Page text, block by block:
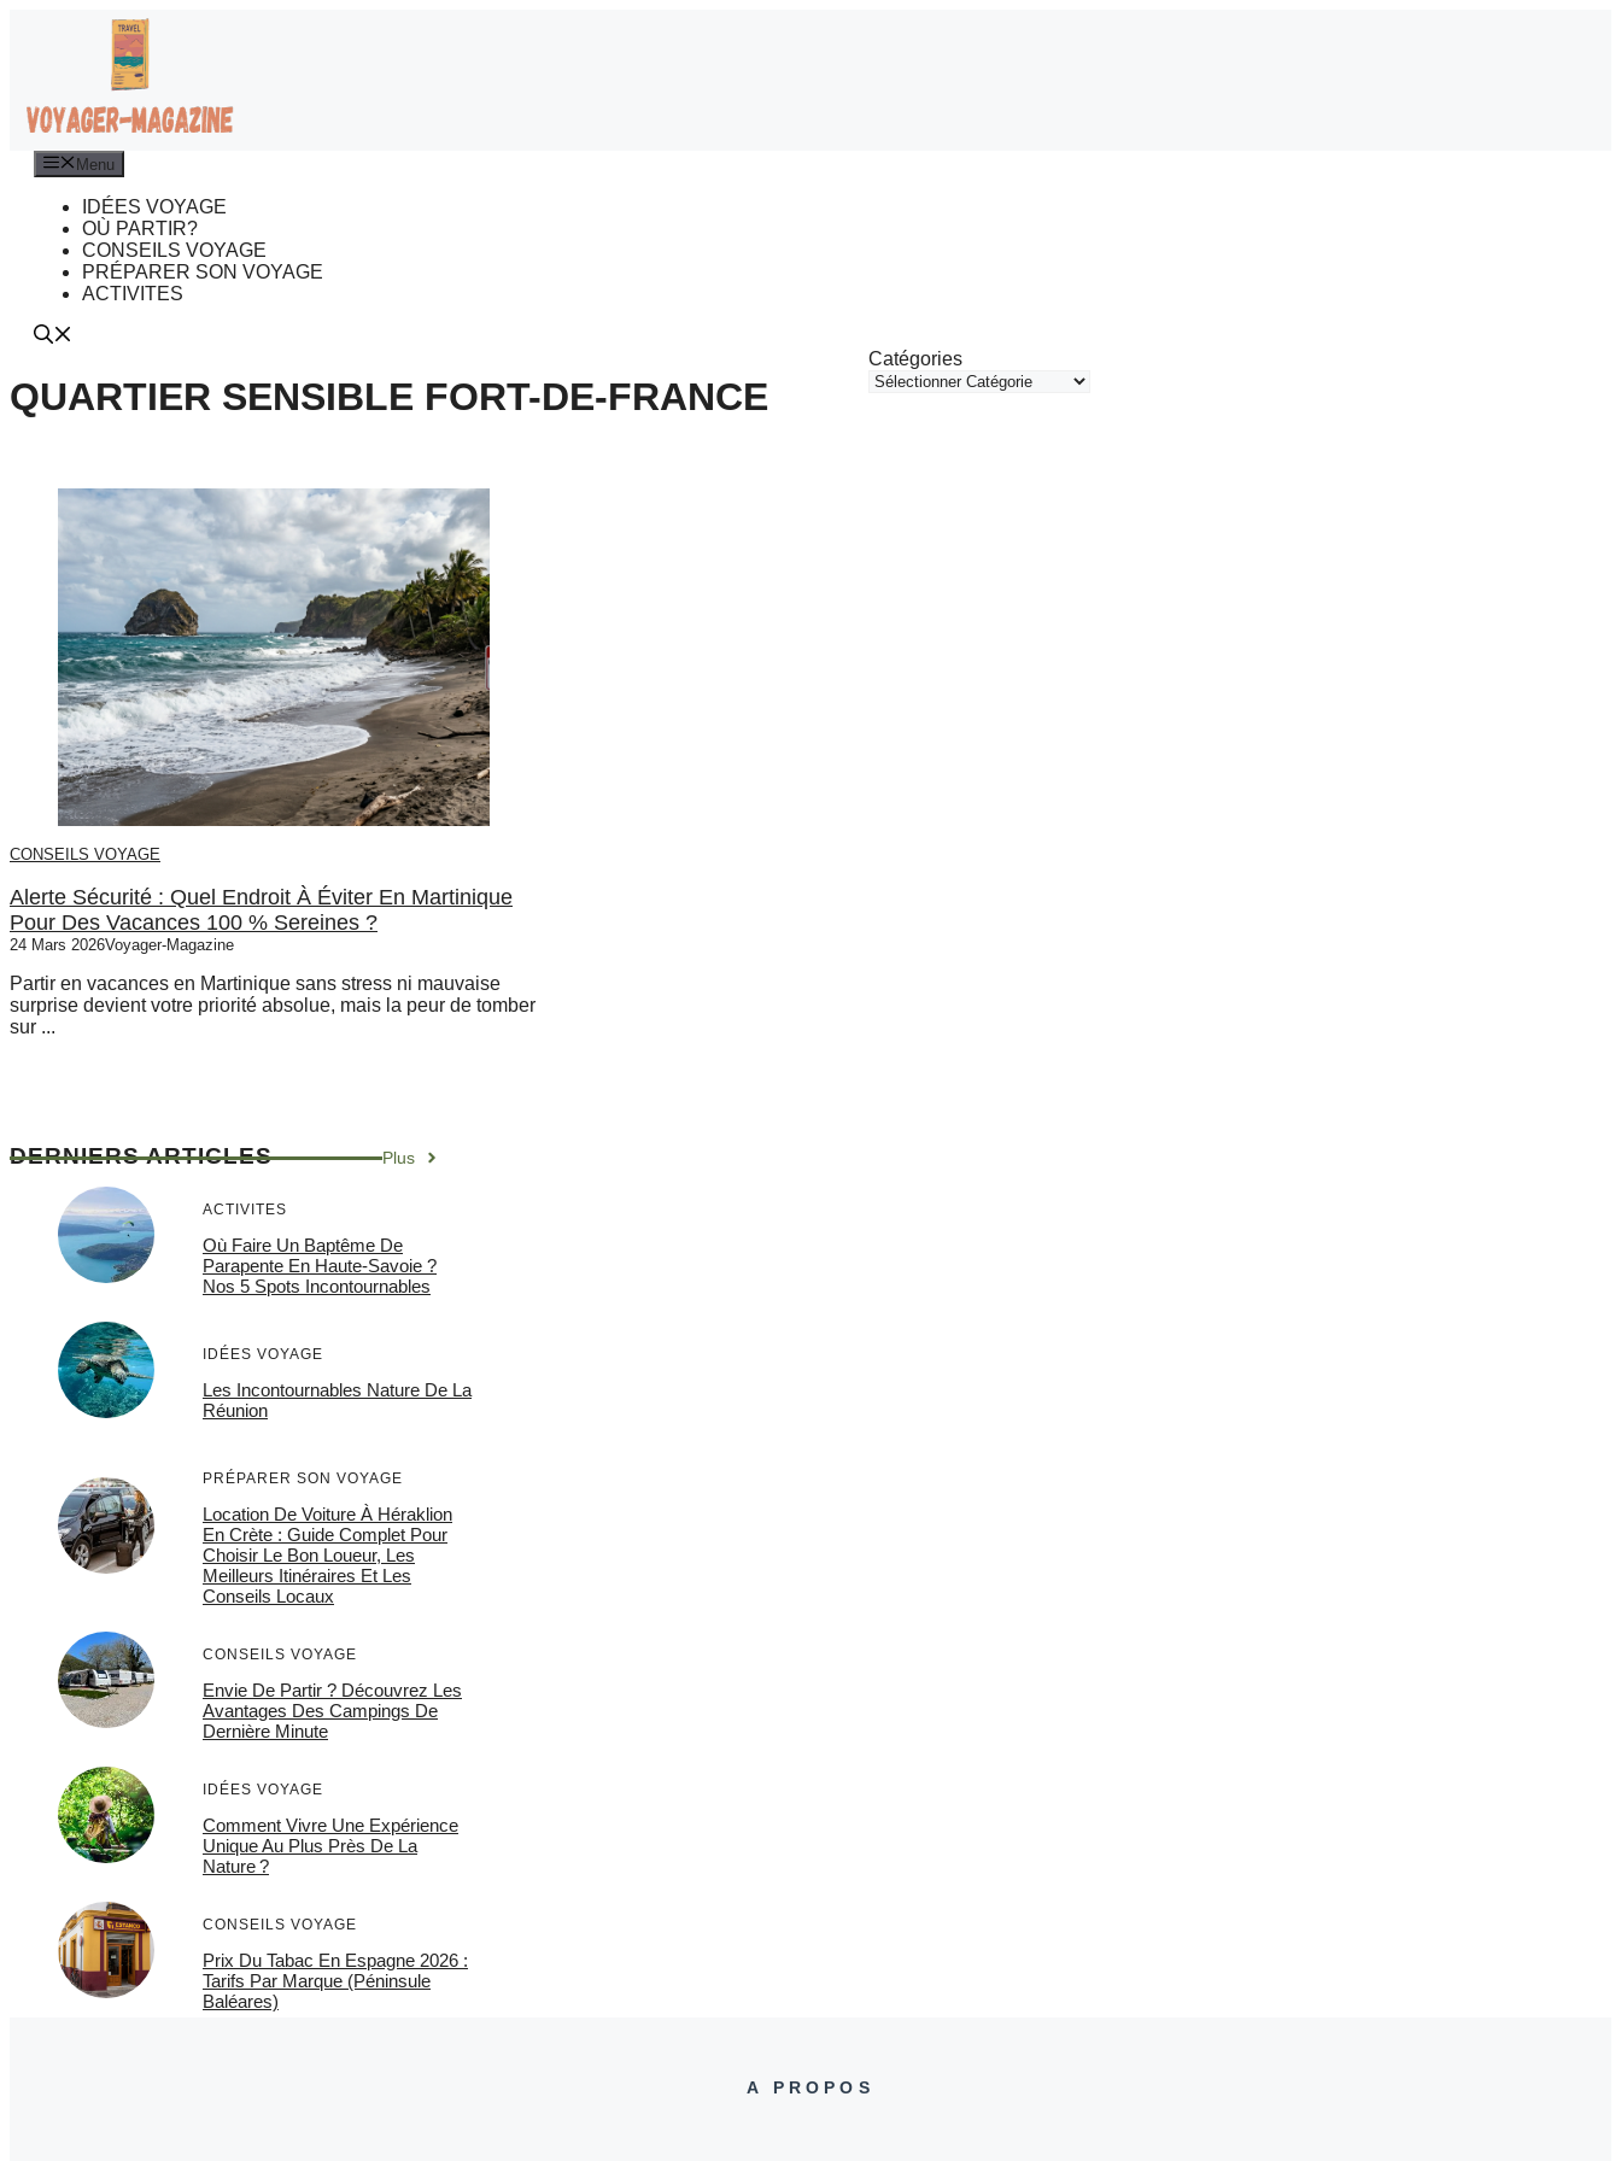
Menu
IDÉES VOYAGE
OÙ PARTIR?
CONSEILS VOYAGE
PRÉPARER SON VOYAGE
ACTIVITES
QUARTIER SENSIBLE FORT-DE-FRANCE
Catégories
CONSEILS VOYAGE
Alerte Sécurité : Quel Endroit À Éviter En Martinique
Pour Des Vacances 100 % Sereines ?
24 Mars 2026Voyager-Magazine
Partir en vacances en Martinique sans stress ni mauvaise
surprise devient votre priorité absolue, mais la peur de tomber
sur ...
DERNIERS ARTICLES Plus
ACTIVITES
Où Faire Un Baptême De
Parapente En Haute-Savoie ?
Nos 5 Spots Incontournables
IDÉES VOYAGE
Les Incontournables Nature De La
Réunion
PRÉPARER SON VOYAGE
Location De Voiture À Héraklion
En Crète : Guide Complet Pour
Choisir Le Bon Loueur, Les
Meilleurs Itinéraires Et Les
Conseils Locaux
CONSEILS VOYAGE
Envie De Partir ? Découvrez Les
Avantages Des Campings De
Dernière Minute
IDÉES VOYAGE
Comment Vivre Une Expérience
Unique Au Plus Près De La
Nature ?
CONSEILS VOYAGE
Prix Du Tabac En Espagne 2026 :
Tarifs Par Marque (Péninsule
Baléares)
A PROPOS